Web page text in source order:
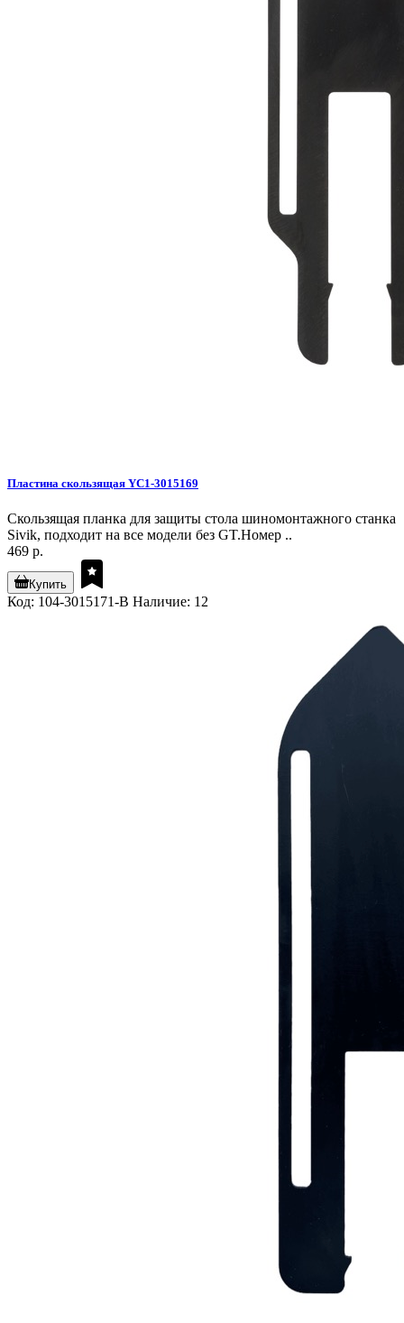
Пластина скользящая YC1-3015169
Скользящая планка для защиты стола шиномонтажного станка
Sivik, подходит на все модели без GT.Номер ..
469 р.
Купить
Код: 104-3015171-B Наличие: 12